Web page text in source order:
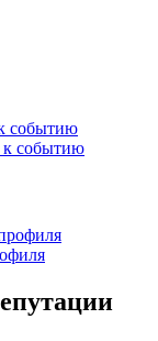
событию
к событию